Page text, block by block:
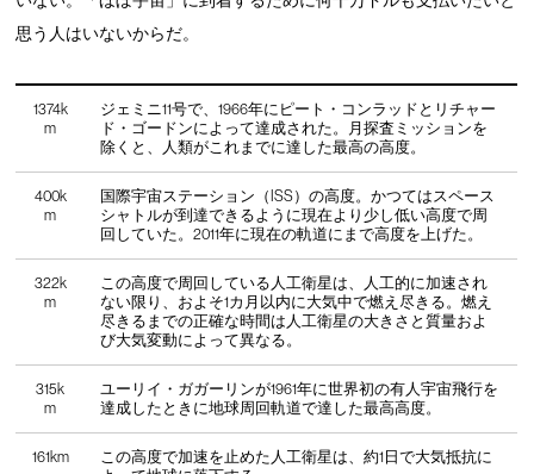
思う人はいないからだ。
1374k
m
ジェミニ11号で、1966年にピート・コンラッドとリチャー
ド・ゴードンによって達成された。月探査ミッションを
除くと、人類がこれまでに達した最高の高度。
400k
m
国際宇宙ステーション（ISS）の高度。かつてはスペース
シャトルが到達できるように現在より少し低い高度で周
回していた。2011年に現在の軌道にまで高度を上げた。
322k
m
この高度で周回している人工衛星は、人工的に加速され
ない限り、およそ1カ月以内に大気中で燃え尽きる。燃え
尽きるまでの正確な時間は人工衛星の大きさと質量およ
び大気変動によって異なる。
315k
m
ユーリイ・ガガーリンが1961年に世界初の有人宇宙飛行を
達成したときに地球周回軌道で達した最高高度。
161km
この高度で加速を止めた人工衛星は、約1日で大気抵抗に